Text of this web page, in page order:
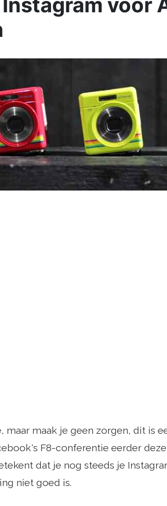
maar maak je geen zorgen, dit is
F8-conferentie eerder
dat je nog steeds je
niet goed is.